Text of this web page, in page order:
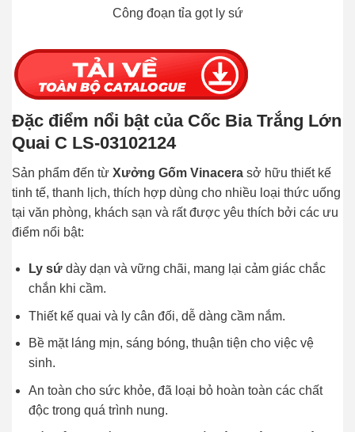
Công đoạn tỉa gọt ly sứ
Đặc điểm nổi bật của Cốc Bia Trắng Lớn
Quai C LS-03102124
Sản phẩm đến từ Xưởng Gốm Vinacera sở hữu thiết kế
tinh tế, thanh lịch, thích hợp dùng cho nhiều loại thức uống
tại văn phòng, khách sạn và rất được yêu thích bởi các ưu
điểm nổi bật:
Ly sứdày dạn và vững chãi, mang lại cảm giác chắc
chắn khi cầm.
Thiết kế quai và ly cân đối, dễ dàng cầm nắm.
Bề mặt láng mịn, sáng bóng, thuận tiện cho việc vệ
sinh.
An toàn cho sức khỏe, đã loại bỏ hoàn toàn các chất
độc trong quá trình nung.